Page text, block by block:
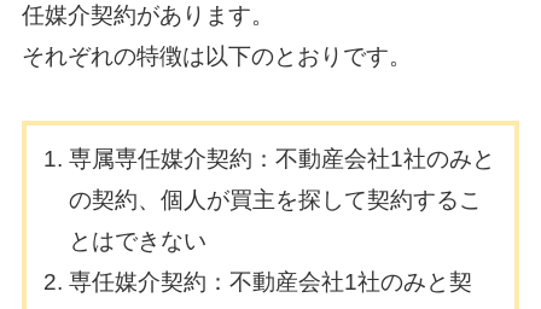
任媒介契約があります。
それぞれの特徴は以下のとおりです。
専属専任媒介契約：不動産会社1社のみと
の契約、個人が買主を探して契約するこ
とはできない
専任媒介契約：不動産会社1社のみと契